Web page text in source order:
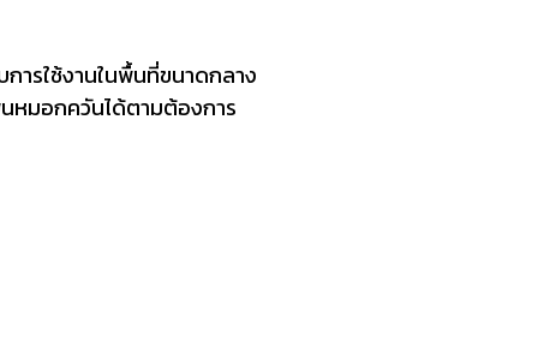
ารใช้งานในพื้นที่ขนาดกลาง
นหมอกควันได้ตามต้องการ